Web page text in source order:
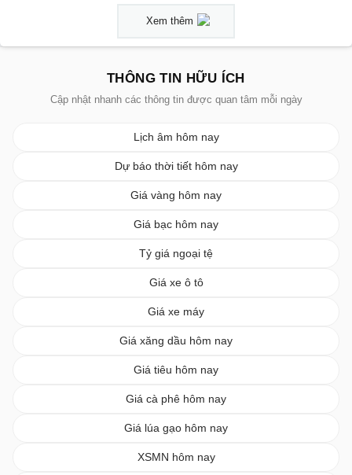
Xem thêm
THÔNG TIN HỮU ÍCH
Cập nhật nhanh các thông tin được quan tâm mỗi ngày
Lịch âm hôm nay
Dự báo thời tiết hôm nay
Giá vàng hôm nay
Giá bạc hôm nay
Tỷ giá ngoại tệ
Giá xe ô tô
Giá xe máy
Giá xăng dầu hôm nay
Giá tiêu hôm nay
Giá cà phê hôm nay
Giá lúa gạo hôm nay
XSMN hôm nay